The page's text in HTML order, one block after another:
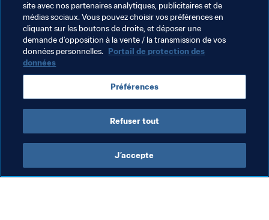
échec, nous allons continuer à apprendre et à avancer".
Thèmes en lien
Coupe du Monde U-17 de la FIFA, Brésil 2019™
Mexico
site avec nos partenaires analytiques, publicitaires et de
médias sociaux. Vous pouvez choisir vos préférences en
cliquant sur les boutons de droite, et déposer une
demande d’opposition à la vente / la transmission de vos
données personnelles. Portail de protection des
données
Préférences
Refuser tout
J’accepte